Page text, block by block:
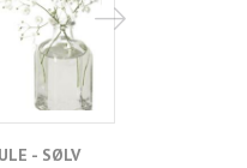
- SØLV